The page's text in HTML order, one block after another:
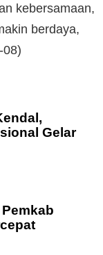
kebersamaan,
berdaya,
08)
Gelar